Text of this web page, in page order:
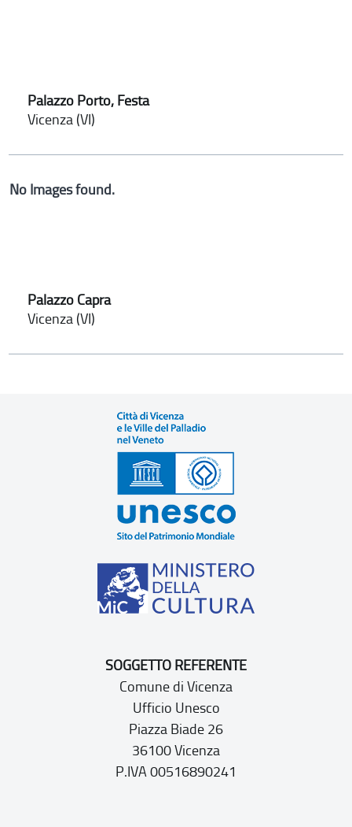
Palazzo Porto, Festa
Vicenza (VI)
No Images found.
Palazzo Capra
Vicenza (VI)
SOGGETTO REFERENTE
Comune di Vicenza
Ufficio Unesco
Piazza Biade 26
36100 Vicenza
P.IVA 00516890241